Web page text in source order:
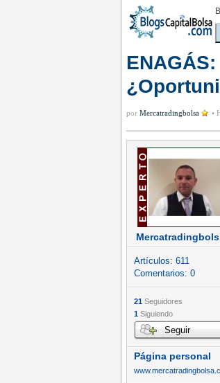
por Mercatradingbolsa •
Artículos: 611
Comentarios: 0
21 Seguidores
1 Siguiendo
Seguir
Página personal